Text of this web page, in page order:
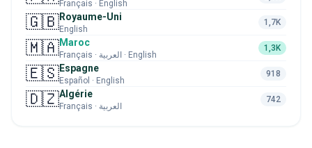
Français · English
🇬🇧Royaume-Uni
English
1,7K
🇲🇦Maroc
Français · العربية · English
1,3K
🇪🇸Espagne
Español · English
918
🇩🇿Algérie
Français · العربية
742